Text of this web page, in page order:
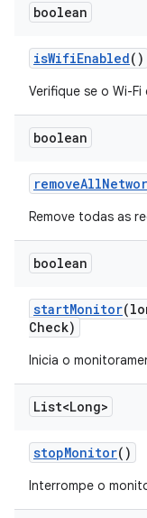
boolean
isWifiEnabled()
Verifique se o Wi-
boolean
removeAll
Remove todas as
boolean
startMonitor
Check)
Inicia o
List<Long>
stopMonitor()
Interrompe o